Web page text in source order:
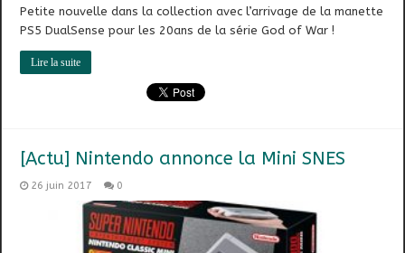
Petite nouvelle dans la collection avec l’arrivage de la manette
PS5 DualSense pour les 20ans de la série God of War !
Lire la suite
[Actu] Nintendo annonce la Mini SNES
26 juin 2017 0